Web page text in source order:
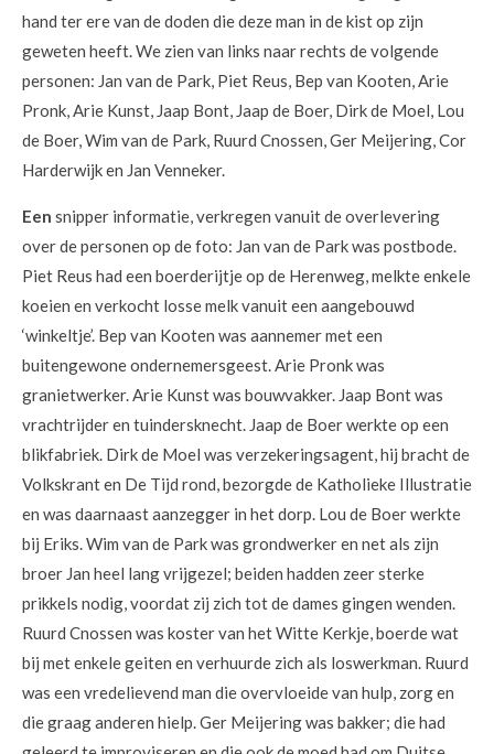
hand ter ere van de doden die deze man in de kist op zijn
geweten heeft. We zien van links naar rechts de volgende
personen: Jan van de Park, Piet Reus, Bep van Kooten, Arie
Pronk, Arie Kunst, Jaap Bont, Jaap de Boer, Dirk de Moel, Lou
de Boer, Wim van de Park, Ruurd Cnossen, Ger Meijering, Cor
Harderwijk en Jan Venneker.
Een snipper informatie, verkregen vanuit de overlevering
over de personen op de foto: Jan van de Park was postbode.
Piet Reus had een boerderijtje op de Herenweg, melkte enkele
koeien en verkocht losse melk vanuit een aangebouwd
‘winkeltje’. Bep van Kooten was aannemer met een
buitengewone ondernemersgeest. Arie Pronk was
granietwerker. Arie Kunst was bouwvakker. Jaap Bont was
vrachtrijder en tuindersknecht. Jaap de Boer werkte op een
blikfabriek. Dirk de Moel was verzekeringsagent, hij bracht de
Volkskrant en De Tijd rond, bezorgde de Katholieke Illustratie
en was daarnaast aanzegger in het dorp. Lou de Boer werkte
bij Eriks. Wim van de Park was grondwerker en net als zijn
broer Jan heel lang vrijgezel; beiden hadden zeer sterke
prikkels nodig, voordat zij zich tot de dames gingen wenden.
Ruurd Cnossen was koster van het Witte Kerkje, boerde wat
bij met enkele geiten en verhuurde zich als loswerkman. Ruurd
was een vredelievend man die overvloeide van hulp, zorg en
die graag anderen hielp. Ger Meijering was bakker; die had